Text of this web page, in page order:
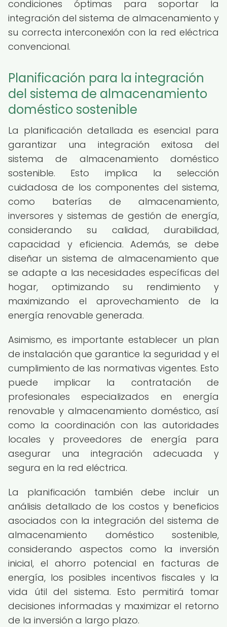
condiciones óptimas para soportar la
integración del sistema de almacenamiento y
su correcta interconexión con la red eléctrica
convencional.
Planificación para la integración
del sistema de almacenamiento
doméstico sostenible
La planificación detallada es esencial para
garantizar una integración exitosa del
sistema de almacenamiento doméstico
sostenible. Esto implica la selección
cuidadosa de los componentes del sistema,
como baterías de almacenamiento,
inversores y sistemas de gestión de energía,
considerando su calidad, durabilidad,
capacidad y eficiencia. Además, se debe
diseñar un sistema de almacenamiento que
se adapte a las necesidades específicas del
hogar, optimizando su rendimiento y
maximizando el aprovechamiento de la
energía renovable generada.
Asimismo, es importante establecer un plan
de instalación que garantice la seguridad y el
cumplimiento de las normativas vigentes. Esto
puede implicar la contratación de
profesionales especializados en energía
renovable y almacenamiento doméstico, así
como la coordinación con las autoridades
locales y proveedores de energía para
asegurar una integración adecuada y
segura en la red eléctrica.
La planificación también debe incluir un
análisis detallado de los costos y beneficios
asociados con la integración del sistema de
almacenamiento doméstico sostenible,
considerando aspectos como la inversión
inicial, el ahorro potencial en facturas de
energía, los posibles incentivos fiscales y la
vida útil del sistema. Esto permitirá tomar
decisiones informadas y maximizar el retorno
de la inversión a largo plazo.